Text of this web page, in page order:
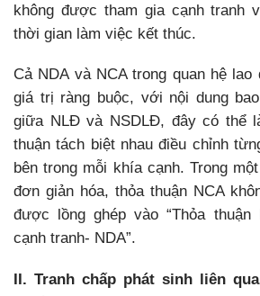
không được tham gia cạnh tranh
thời gian làm việc kết thúc.
Cả NDA và NCA trong quan hệ lao
giá trị ràng buộc, với nội dung
giữa NLĐ và NSDLĐ, đây có thể
thuận tách biệt nhau điều chỉnh
bên trong mỗi khía cạnh. Trong
đơn giản hóa, thỏa thuận NCA
được lồng ghép vào “Thỏa thuận
cạnh tranh- NDA”.
II. Tranh chấp phát sinh liên